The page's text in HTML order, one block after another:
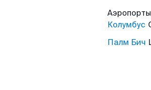
Аэропорты
Колумбус
Палм Бич